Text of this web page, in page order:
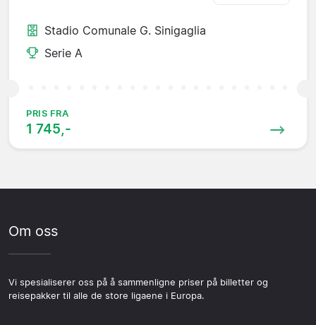
Stadio Comunale G. Sinigaglia
Serie A
PRIS FRA
1 745,-
Om oss
Vi spesialiserer oss på å sammenligne priser på billetter og
reisepakker til alle de store ligaene i Europa.